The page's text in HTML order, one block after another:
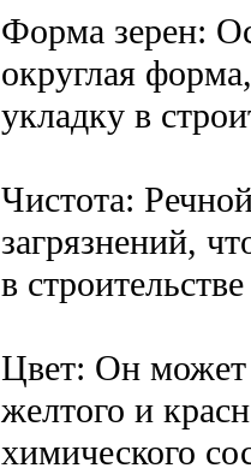
Форма зерен:
округлая
укладку в
Чистота:
загрязнений,
в
Цвет: Он может
желтого и
химического